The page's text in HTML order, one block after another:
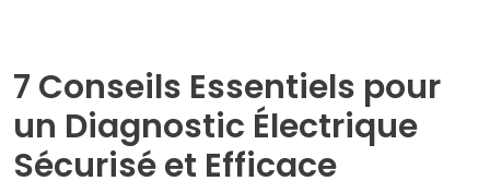
7 Conseils Essentiels pour
un Diagnostic Électrique
Sécurisé et Efficace